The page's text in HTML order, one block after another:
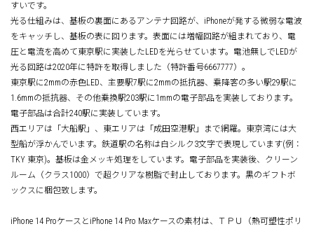
すいです。
光る仕組みは、基板の裏面にあるアンテナ回路が、iPhoneが発する微弱な電波
をキャッチし、基板の表に回ります。表面には増幅回路が組まれており、電
圧と電流を高めて東京駅に実装したLEDを光らせています。電池無しでLEDが
光る回路は2020年に特許を取得しました（特許番号6667777）。
東京駅に2mmの赤色LED、主要駅7駅に2mmの抵抗器、乗降客の多い駅29駅に
1.6mmの抵抗器、その他乗換駅203駅に1mmの電子部品を実装しております。
電子部品は合計240駅に実装しています。
西エリアは「大船駅」、東エリアは「成田空港駅」まで網羅。東京湾には大
型船が浮かんでいます。鉄道駅の名称は白シルク3文字で表現しています(例：
TKY 東京)。基板は金メッキ処理をしています。電子部品を実装後、クリーン
ルーム（クラス1000）で超クリアな樹脂で封止しております。黒のギフトボ
ックスに梱包致します。
iPhone 14 ProケースとiPhone 14 Pro Maxケースの素材は、ＴＰＵ（熱可塑性ポリ